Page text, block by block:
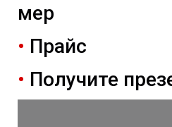
мер
• Прайс
• Получите